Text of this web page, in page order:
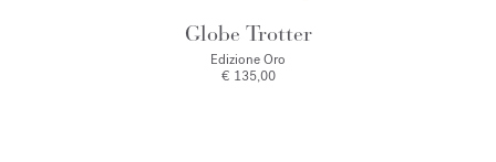
Globe Trotter
Edizione Oro
€ 135,00